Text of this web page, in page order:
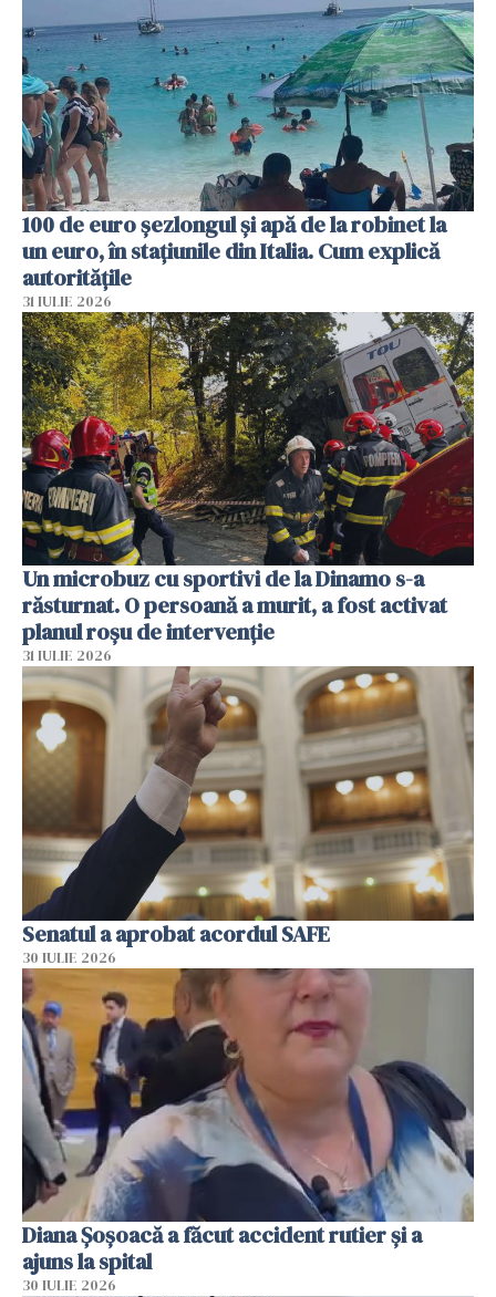
100 de euro șezlongul și apă de la robinet la
un euro, în stațiunile din Italia. Cum explică
autoritățile
31 IULIE 2026
Un microbuz cu sportivi de la Dinamo s-a
răsturnat. O persoană a murit, a fost activat
planul roșu de intervenție
31 IULIE 2026
Senatul a aprobat acordul SAFE
30 IULIE 2026
Diana Șoșoacă a făcut accident rutier și a
ajuns la spital
30 IULIE 2026